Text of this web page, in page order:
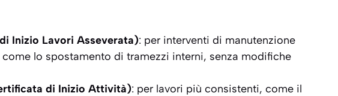
Inizio Lavori Asseverata): per interventi di manutenzione
come lo spostamento di tramezzi interni, senza modifiche
di Inizio Attività): per lavori più consistenti, come il